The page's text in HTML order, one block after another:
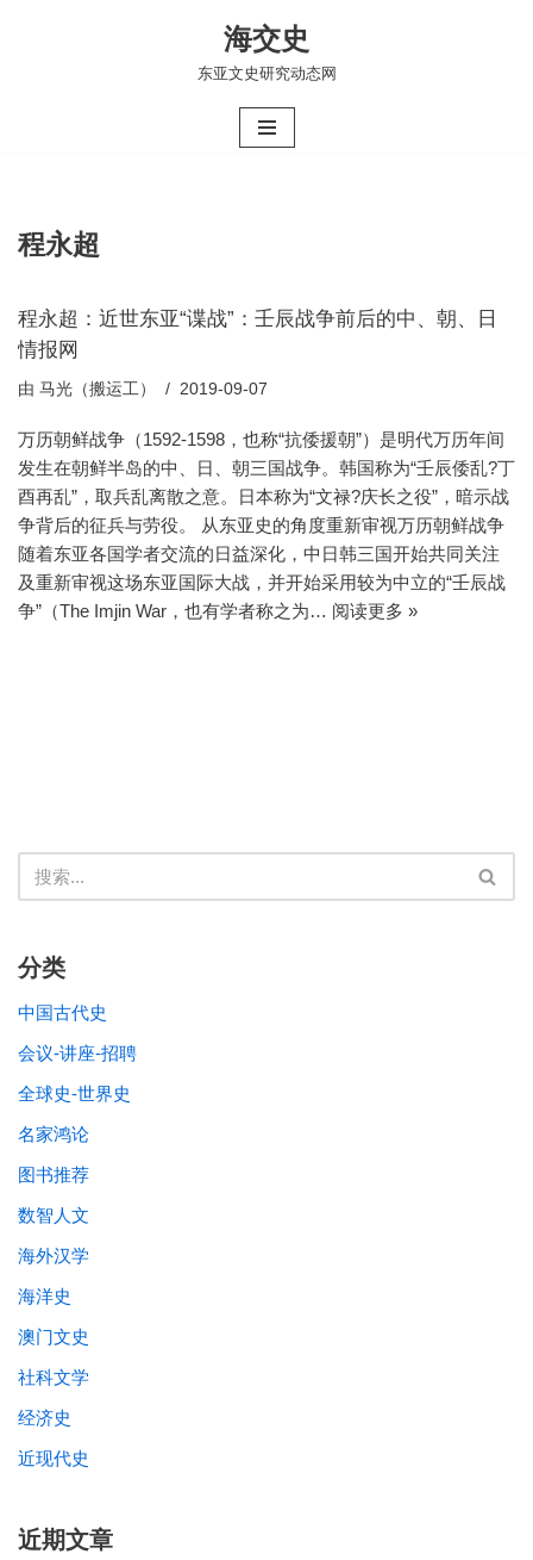
海交史
东亚文史研究动态网
程永超
程永超：近世东亚“谍战”：壬辰战争前后的中、朝、日
情报网
由 马光（搬运工） 2019-09-07
万历朝鲜战争（1592-1598，也称“抗倭援朝”）是明代万历年间
发生在朝鲜半岛的中、日、朝三国战争。韩国称为“壬辰倭乱?丁
酉再乱”，取兵乱离散之意。日本称为“文禄?庆长之役”，暗示战
争背后的征兵与劳役。 从东亚史的角度重新审视万历朝鲜战争
随着东亚各国学者交流的日益深化，中日韩三国开始共同关注
及重新审视这场东亚国际大战，并开始采用较为中立的“壬辰战
争”（The Imjin War，也有学者称之为… 阅读更多 »
分类
中国古代史
会议-讲座-招聘
全球史-世界史
名家鸿论
图书推荐
数智人文
海外汉学
海洋史
澳门文史
社科文学
经济史
近现代史
近期文章